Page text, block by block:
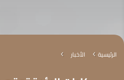
الرئيسية 4 الأخبار 4